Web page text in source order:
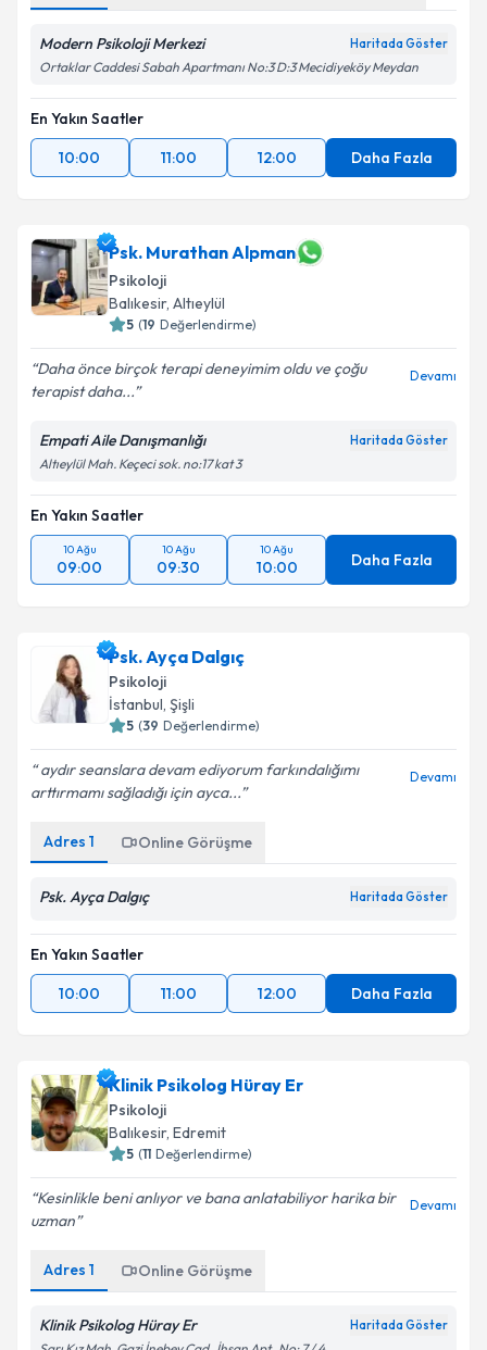
Modern Psikoloji Merkezi Haritada Göster
Ortaklar Caddesi Sabah Apartmanı No:3 D:3 Mecidiyeköy Meydan
En Yakın Saatler
10:00
11:00 12:00 Daha Fazla
Psk. Murathan Alpman
Psikoloji
Balıkesir, Altıeylül
5 (19 Değerlendirme)
Daha önce birçok terapi deneyimim oldu ve çoğu
terapist daha...
Devamı
Empati Aile Danışmanlığı Haritada Göster
Altıeylül Mah. Keçeci sok. no:17 kat 3
En Yakın Saatler
10 Ağu
09:00
10 Ağu
09:30
10 Ağu
10:00 Daha Fazla
Psk. Ayça Dalgıç
Psikoloji
İstanbul, Şişli
5 (39 Değerlendirme)
aydır seanslara devam ediyorum farkındalığımı
arttırmamı sağladığı için ayca...
Devamı
Adres 1 Online Görüşme
Psk. Ayça Dalgıç Haritada Göster
En Yakın Saatler
10:00
11:00 12:00 Daha Fazla
Klinik Psikolog Hüray Er
Psikoloji
Balıkesir, Edremit
5 (11 Değerlendirme)
Kesinlikle beni anlıyor ve bana anlatabiliyor harika bir
uzman
Devamı
Adres 1 Online Görüşme
Klinik Psikolog Hüray Er Haritada Göster